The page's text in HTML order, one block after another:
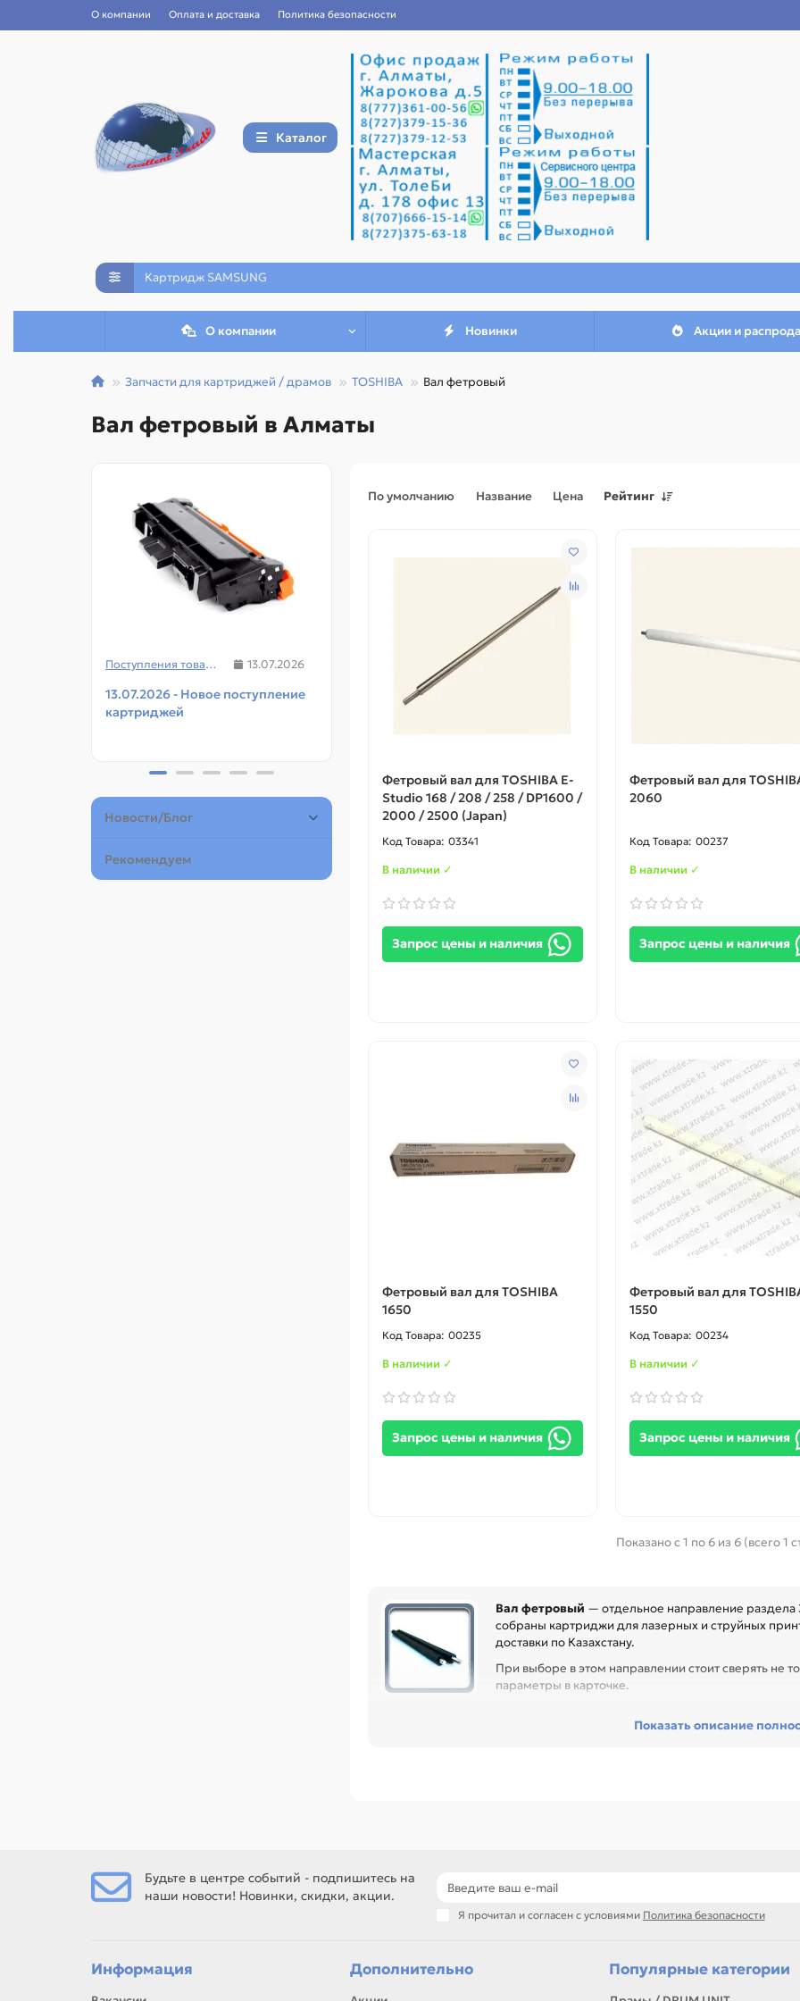
О компании Оплата и доставка Политика безопасности
Каталог
О компании Новинки Акции и
Запчасти для картриджей / драмов TOSHIBA Вал фетровый
Вал фетровый в Алматы
Поступления товаров 13.07.2026
13.07.2026 - Новое поступление
картриджей
Поступления товаров
08.07.2026 - Новое поступление
Новости/Блог
Рекомендуем
По умолчанию Название Цена Рейтинг
Фетровый вал для TOSHIBA E-
Studio 168 / 208 / 258 / DP1600 /
2000 / 2500 (Japan)
03341
В наличии ✓
Запрос цены и наличия
Фетровый вал для
2060
00237
В наличии ✓
Запрос цены и наличия
Фетровый вал для TOSHIBA
1650
00235
В наличии ✓
Запрос цены и наличия
Фетровый вал для
1550
00234
В наличии ✓
Запрос цены и наличия
Показано с 1 по 6 из 6 (всего 1
Вал фетровый — отдельное направление
собраны картриджи для лазерных и струйных
доставки по Казахстану.
При выборе в этом направлении стоит сверять не
параметры в карточке.
расходник без ошибок по совместимости, особенно при обслуживании
самовывоз и доставка по Алматы, отправка по Казахстану
Если параметры в карточке совпадают с вашей моделью или задачей,
Показать описание
Будьте в центре событий - подпишитесь на
наши новости! Новинки, скидки, акции.
Я прочитал и согласен с условиями Политика безопасности
Информация Дополнительно Популярные категории